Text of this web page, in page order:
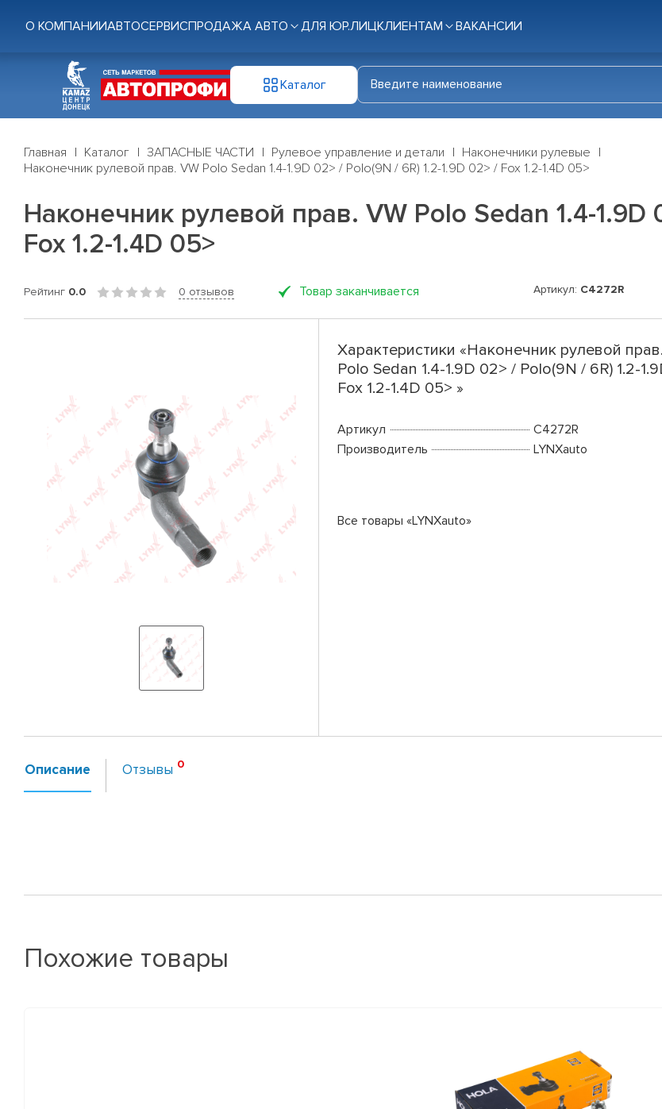
О КОМПАНИИАВТОСЕРВИСПРОДАЖА АВТО ДЛЯ ЮР.ЛИЦКЛИЕНТАМ ВАКАНСИИ
Каталог
Главная Каталог ЗАПАСНЫЕ ЧАСТИ Рулевое управление и детали
Наконечники рулевые
Наконечник рулевой прав. VW Polo Sedan 1.4-1.9D 02> / Polo(9N / 6R) 1.2-1.9D 02> / Fox 1.2-1.4D 05>
Наконечник рулевой прав. VW Polo Sedan 1.4-1.9D
Fox 1.2-1.4D 05>
Рейтинг 0.0 0 отзывов Товар заканчивается Артикул: C4272R
Характеристики «Наконечник рулевой
Polo Sedan 1.4-1.9D 02> / Polo(9N / 6R) 1.2-
Fox 1.2-1.4D 05> »
Артикул
C4272R
Производитель
LYNXauto
Все товары «LYNXauto»
Описание Отзывы
Похожие товары